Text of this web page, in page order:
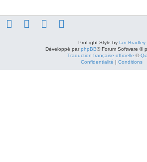
ProLight Style by Ian Bradley
Développé parphpBB® Forum Software ©
Traduction française officielle ©
Confidentialité | Conditions